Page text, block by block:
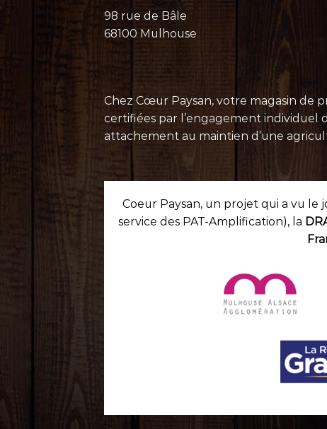
98 rue de Bâle
68100 Mulhouse
Chez Cœur Paysan, votre magasin de
certifiées par l’engagement individuel
attachement au maintien d’une
Coeur Paysan, un projet qui a vu le
service des PAT-Amplification), la